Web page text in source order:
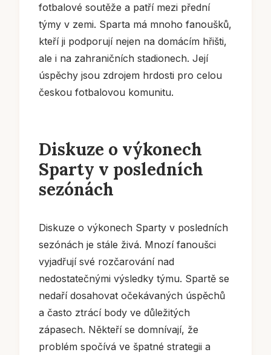
fotbalové soutěže a patří mezi přední
týmy v zemi. Sparta má mnoho fanoušků,
kteří ji podporují nejen na domácím hřišti,
ale i na zahraničních stadionech. Její
úspěchy jsou zdrojem hrdosti pro celou
českou fotbalovou komunitu.
Diskuze o výkonech
Sparty v posledních
sezónách
Diskuze o výkonech Sparty v posledních
sezónách je stále živá. Mnozí fanoušci
vyjadřují své rozčarování nad
nedostatečnými výsledky týmu. Spartě se
nedaří dosahovat očekávaných úspěchů
a často ztrácí body ve důležitých
zápasech. Někteří se domnívají, že
problém spočívá ve špatné strategii a